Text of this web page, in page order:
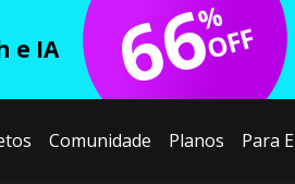
e IA 66
%
OFF
Comunidade Planos Para